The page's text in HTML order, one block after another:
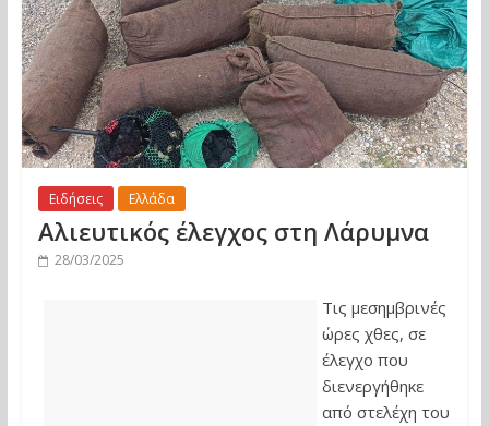
Ειδήσεις Ελλάδα
Αλιευτικός έλεγχος στη Λάρυμνα
28/03/2025
Τις μεσημβρινές
ώρες χθες, σε
έλεγχο που
διενεργήθηκε
από στελέχη του